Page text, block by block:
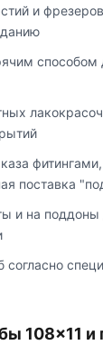
и
способом
поставка
и на поддоны
согласно
108×11 и